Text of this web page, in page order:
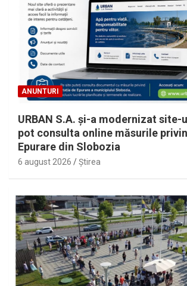
ANUNTURI
URBAN S.A. și-a modernizat site-
pot consulta online măsurile
Epurare din Slobozia
6 august 2026 Ştirea